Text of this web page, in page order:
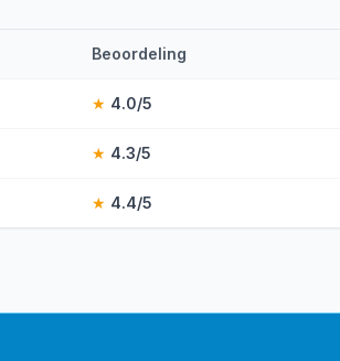
Beoordeling
★ 4.0/5
★ 4.3/5
★ 4.4/5